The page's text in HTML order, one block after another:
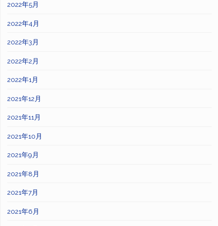
2022年5月
2022年4月
2022年3月
2022年2月
2022年1月
2021年12月
2021年11月
2021年10月
2021年9月
2021年8月
2021年7月
2021年6月